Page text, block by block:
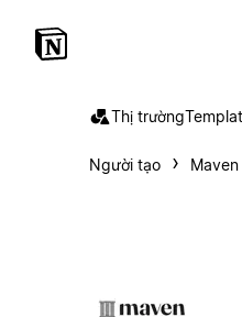
Thị trường
Người tạo Maven